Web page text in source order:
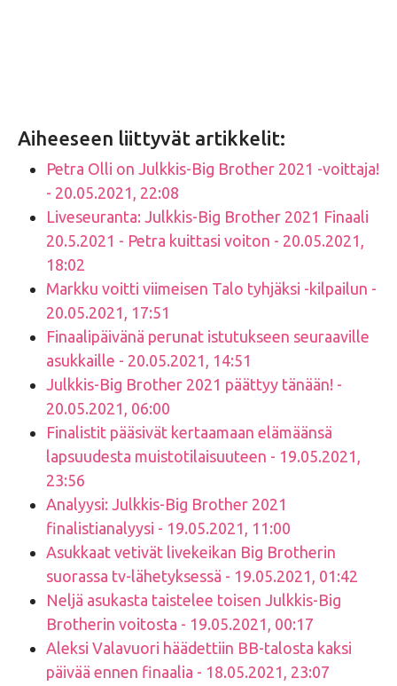
Aiheeseen liittyvät artikkelit:
Petra Olli on Julkkis-Big Brother 2021 -voittaja!
- 20.05.2021, 22:08
Liveseuranta: Julkkis-Big Brother 2021 Finaali
20.5.2021 - Petra kuittasi voiton - 20.05.2021,
18:02
Markku voitti viimeisen Talo tyhjäksi -kilpailun -
20.05.2021, 17:51
Finaalipäivänä perunat istutukseen seuraaville
asukkaille - 20.05.2021, 14:51
Julkkis-Big Brother 2021 päättyy tänään! -
20.05.2021, 06:00
Finalistit pääsivät kertaamaan elämäänsä
lapsuudesta muistotilaisuuteen - 19.05.2021,
23:56
Analyysi: Julkkis-Big Brother 2021
finalistianalyysi - 19.05.2021, 11:00
Asukkaat vetivät livekeikan Big Brotherin
suorassa tv-lähetyksessä - 19.05.2021, 01:42
Neljä asukasta taistelee toisen Julkkis-Big
Brotherin voitosta - 19.05.2021, 00:17
Aleksi Valavuori häädettiin BB-talosta kaksi
päivää ennen finaalia - 18.05.2021, 23:07